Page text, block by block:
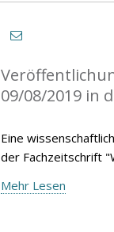
09/08/2019 in
Eine
der Fachzeitschrift
Mehr Lesen